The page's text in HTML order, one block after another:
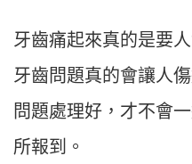
牙齒痛起來真的是要
牙齒問題真的會讓人
問題處理好，才不會
所報到。